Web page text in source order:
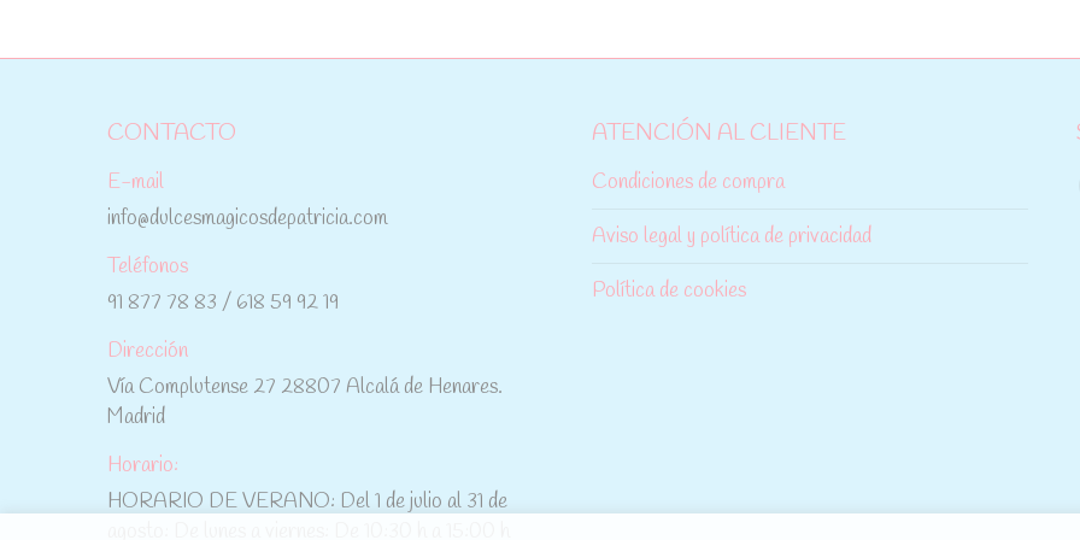
CONTACTO
E-mail
info@dulcesmagicosdepatricia.com
Teléfonos
91 877 78 83 / 618 59 92 19
Dirección
Vía Complutense 27 28807 Alcalá de Henares.
Madrid
Horario:
HORARIO DE VERANO: Del 1 de julio al 31 de
ATENCIÓN AL CLIENTE
Condiciones de compra
Aviso legal y política de privacidad
Política de cookies